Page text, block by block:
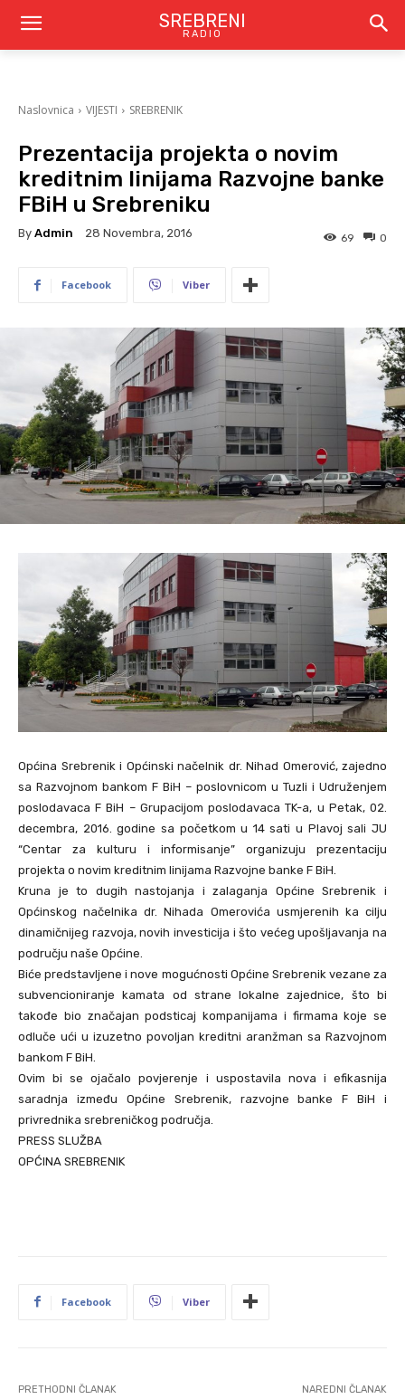
SREBRENI
RADIO
Naslovnica VIJESTI SREBRENIK
Prezentacija projekta o novim
kreditnim linijama Razvojne banke
FBiH u Srebreniku
By Admin 28 Novembra, 2016 0
69
Facebook Viber
Općina Srebrenik i Općinski načelnik dr. Nihad Omerović, zajedno
sa Razvojnom bankom F BiH – poslovnicom u Tuzli i Udruženjem
poslodavaca F BiH – Grupacijom poslodavaca TK-a, u Petak, 02.
decembra, 2016. godine sa početkom u 14 sati u Plavoj sali JU
“Centar za kulturu i informisanje” organizuju prezentaciju
projekta o novim kreditnim linijama Razvojne banke F BiH.
Kruna je to dugih nastojanja i zalaganja Općine Srebrenik i
Općinskog načelnika dr. Nihada Omerovića usmjerenih ka cilju
dinamičnijeg razvoja, novih investicija i što većeg upošljavanja na
području naše Općine.
Biće predstavljene i nove mogućnosti Općine Srebrenik vezane za
subvencioniranje kamata od strane lokalne zajednice, što bi
takođe bio značajan podsticaj kompanijama i firmama koje se
odluče ući u izuzetno povoljan kreditni aranžman sa Razvojnom
bankom F BiH.
Ovim bi se ojačalo povjerenje i uspostavila nova i efikasnija
saradnja između Općine Srebrenik, razvojne banke F BiH i
privrednika srebreničkog područja.
PRESS SLUŽBA
OPĆINA SREBRENIK
Facebook Viber
PRETHODNI ČLANAK NAREDNI ČLANAK